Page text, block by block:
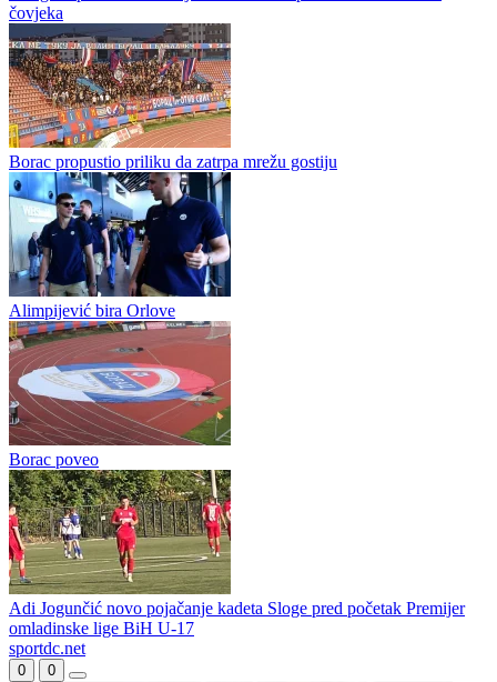
Meldin Podrug novo pojačanje Tanga
KMF Tango zvanično je predstavio novo pojačanje za predstojeće
prvenstvene izazove. Novi član kluba postao je Meldin Podrug,
igrač koji u redove Tanga stiže iz gradskog rivala Jahorine. Iz...
Puzigaća protiv očekivanja većine: Inat i ponos su u karakteru
čovjeka
Borac propustio priliku da zatrpa mrežu gostiju